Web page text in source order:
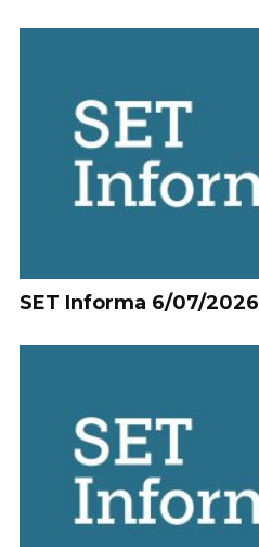
SET Informa 6/07/2026